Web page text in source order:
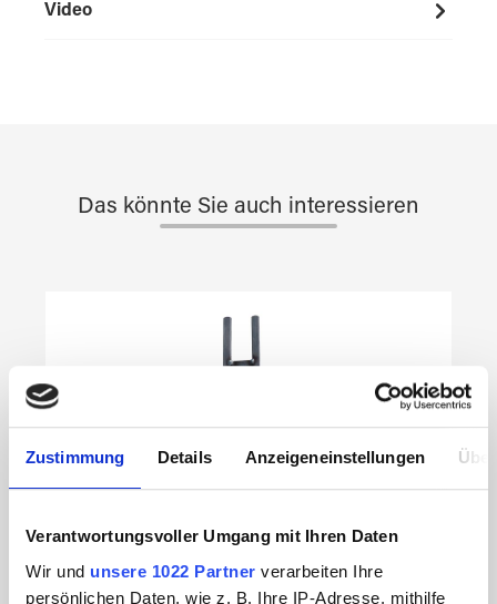
Zustimmung Details Anzeigeneinstellungen
Verantwortungsvoller Umgang mit Ihren Daten
Wir und unsere 1022 Partner verarbeiten Ihre
persönlichen Daten, wie z. B. Ihre IP-Adresse, mithilfe
Video
Das könnte Sie auch interessieren